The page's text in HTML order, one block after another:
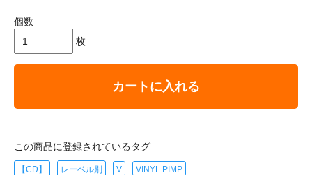
個数
枚
カートに入れる
この商品に登録されているタグ
【CD】 レーベル別 V VINYL PIMP